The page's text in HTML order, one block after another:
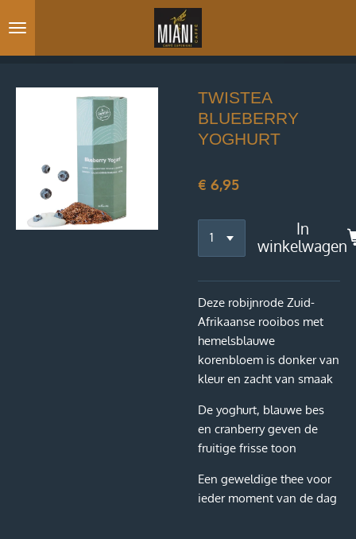
direct
naar
TWISTEA
BLUEBERRY
YOGHURT
€ 6,95
In
winkelwagen
Deze robijnrode Zuid-
Afrikaanse rooibos met
hemelsblauwe
korenbloem is donker van
kleur en zacht van smaak
De yoghurt, blauwe bes
en cranberry geven de
fruitige frisse toon
Een geweldige thee voor
ieder moment van de dag